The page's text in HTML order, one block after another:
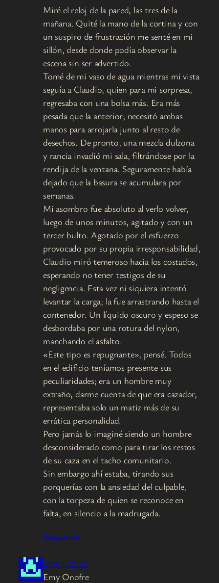
Miré el reloj de la pared, las tres de la
mañana. Quité la mano de la cortina y con
un suspiro de frustración me senté en mi
sillón, desde donde podía observar la
escena sin ser advertido.
Tomé de mi vaso de agua mientras mi vista
seguía a Claudio, quien para mi sorpresa,
regresaba con una bolsa más. Era más
pesada que la anterior; necesitó ambas
manos para arrojarla junto al resto de
desechos. De pronto, una mezcla dulzona
y rancia invadió mi sala, filtrándose por la
rendija de la ventana. Seguramente había
dejado que la basura se acumulara por
semanas.
Mi asombro fue absoluto al verlo volver,
luego de unos minutos, agitado y con un
tercer bulto. Agotado por el esfuerzo
provocado por su propia irresponsabilidad,
Claudio miró temeroso hacia los costados,
esperando no tener testigos de su
negligencia. Esta vez ni siquiera intentó
levantar la carga; la fue arrastrando hasta el
contenedor. Un líquido oscuro y espeso se
desbordaba por una rotura del nylon,
manchando el asfalto.
«Este tipo es repugnante», pensé. Todos
en el edificio teníamos presente sus
peculiaridades; era un hombre muy
extraño, darme cuenta de que era cazador,
representaba solo un matiz más de su
errática personalidad.
Pero jamás lo imaginé siendo un hombre
desconsiderado como para tirar los restos
de su caza en el tacho comunitario.
Sin embargo ahí estaba, tirando sus
porquerías con la ansiedad del culpable,
con la torpeza de quien se reconoce en
falta, en silencio a la madrugada.
Responder
28/01/2026
Emy Onofre